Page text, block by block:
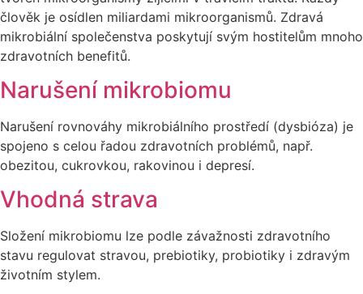
člověk je osídlen miliardami mikroorganismů. Zdravá
mikrobiální společenstva poskytují svým hostitelům mnoho
zdravotních benefitů.
Narušení mikrobiomu
Narušení rovnováhy mikrobiálního prostředí (dysbióza) je
spojeno s celou řadou zdravotních problémů, např.
obezitou, cukrovkou, rakovinou i depresí.
Vhodná strava
Složení mikrobiomu lze podle závažnosti zdravotního
stavu regulovat stravou, prebiotiky, probiotiky i zdravým
životním stylem.